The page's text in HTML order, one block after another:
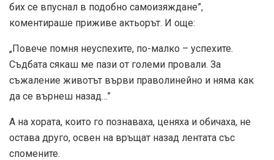
бих се впуснал в подобно самоизяждане”,
коментираше приживе актьорът. И още:
„Повече помня неуспехите, по-малко – успехите.
Съдбата сякаш ме пази от големи провали. За
съжаление животът върви праволинейно и няма как
да се върнеш назад…”
А на хората, които го познаваха, ценяха и обичаха, не
остава друго, освен на връщат назад лентата със
спомените.